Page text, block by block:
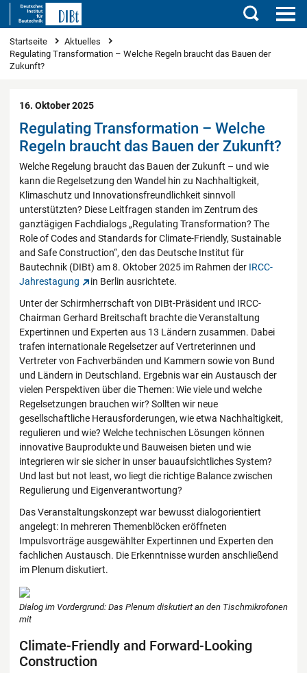
Suchen
Sie sind hier
Startseite
Aktuelles
Regulating Transformation – Welche Regeln braucht das Bauen der
Zukunft?
16. Oktober 2025
Regulating Transformation – Welche
Regeln braucht das Bauen der Zukunft?
Welche Regelung braucht das Bauen der Zukunft – und wie
kann die Regelsetzung den Wandel hin zu Nachhaltigkeit,
Klimaschutz und Innovationsfreundlichkeit sinnvoll
unterstützten? Diese Leitfragen standen im Zentrum des
ganztägigen Fachdialogs „Regulating Transformation? The
Role of Codes and Standards for Climate-Friendly, Sustainable
and Safe Construction“, den das Deutsche Institut für
Bautechnik (DIBt) am 8. Oktober 2025 im Rahmen der IRCC-
Jahrestagung
in Berlin ausrichtete.
Unter der Schirmherrschaft von DIBt-Präsident und IRCC-
Chairman Gerhard Breitschaft brachte die Veranstaltung
Expertinnen und Experten aus 13 Ländern zusammen. Dabei
trafen internationale Regelsetzer auf Vertreterinnen und
Vertreter von Fachverbänden und Kammern sowie von Bund
und Ländern in Deutschland. Ergebnis war ein Austausch der
vielen Perspektiven über die Themen: Wie viele und welche
Regelsetzungen brauchen wir? Sollten wir neue
gesellschaftliche Herausforderungen, wie etwa Nachhaltigkeit,
regulieren und wie? Welche technischen Lösungen können
innovative Bauprodukte und Bauweisen bieten und wie
integrieren wir sie sicher in unser bauaufsichtliches System?
Und last but not least, wo liegt die richtige Balance zwischen
Regulierung und Eigenverantwortung?
Das Veranstaltungskonzept war bewusst dialogorientiert
angelegt: In mehreren Themenblöcken eröffneten
Impulsvorträge ausgewählter Expertinnen und Experten den
fachlichen Austausch. Die Erkenntnisse wurden anschließend
im Plenum diskutiert.
Dialog im Vordergrund: Das Plenum diskutiert an den Tischmikrofonen
mit
Climate-Friendly and Forward-Looking
Construction